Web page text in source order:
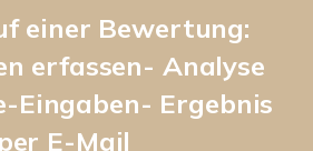
einer Bewertung:
erfassen- Analyse
Eingaben- Ergebnis
per E-Mail